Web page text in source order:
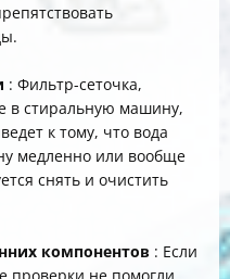
: Фильтр-сеточка,
в стиральную машину,
к тому, что вода
медленно или вообще
снять и очистить
компонентов : Если